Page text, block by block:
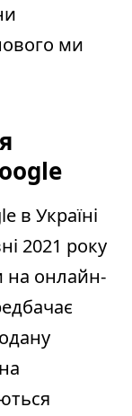
ми
в Україні
2021 року
на онлайн-